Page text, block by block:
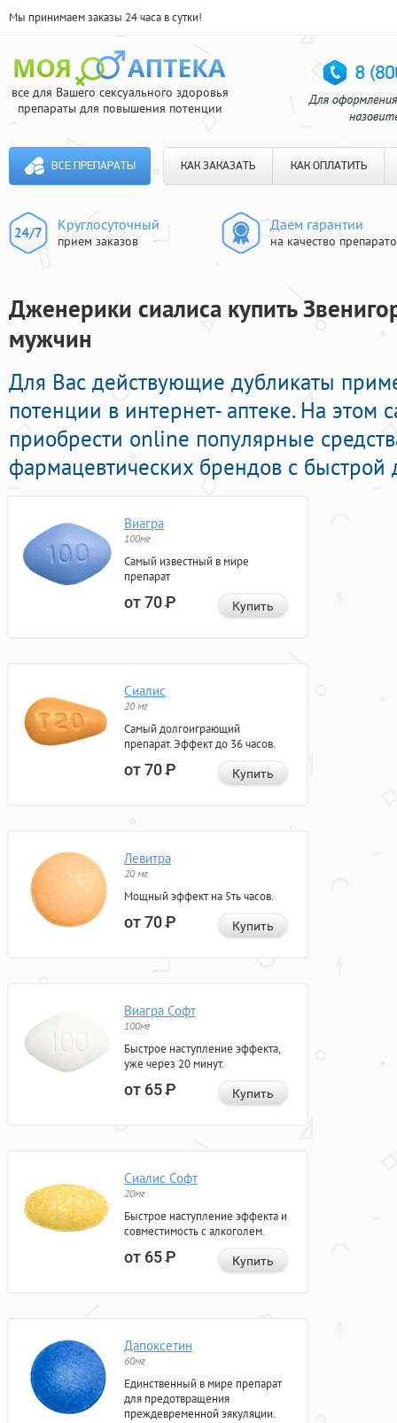
Мы принимаем заказы 24 часа в сутки!
все для Вашего сексуального здоровья
препараты для повышения потенции
ВСЕ ПРЕПАРАТЫ КАК ЗАКАЗАТЬ КАК ОПЛАТИТЬ
Круглосуточный
прием заказов
Даем гарантии
на качество
Дженерики сиалиса купить
мужчин
Для Вас действующие дубликаты
потенции в интернет- аптеке. На этом
приобрести online популярные
фармацевтических брендов с быстрой
Виагра
100мг
Самый известный в мире
препарат
от 70Р Купить
Сиалис
20 мг
Самый долгоиграющий
препарат. Эффект до 36 часов.
от 70Р Купить
Левитра
20 мг
Мощный эффект на 5ть часов.
от 70Р Купить
Виагра Софт
100мг
Быстрое наступление эффекта,
уже через 20 минут.
от 65Р Купить
Сиалис Софт
20мг
Быстрое наступление эффекта и
совместимость с алкоголем.
от 65Р Купить
Дапоксетин
60мг
Единственный в мире препарат
для предотвращения
преждевременной эякуляции.